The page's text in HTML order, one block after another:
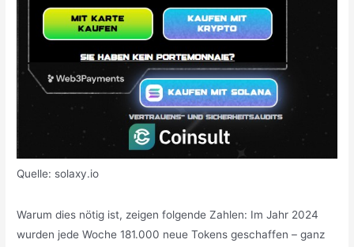
Quelle: solaxy.io
Warum dies nötig ist, zeigen folgende Zahlen: Im Jahr 2024
wurden jede Woche 181.000 neue Tokens geschaffen – ganz